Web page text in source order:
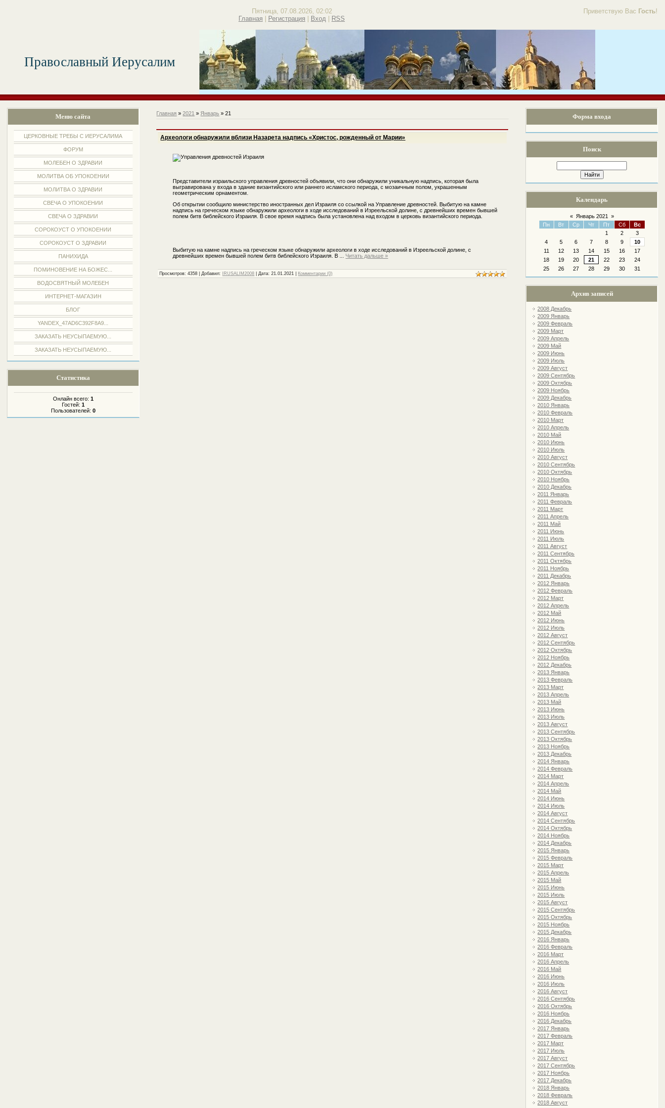
Приветствую Вас Гость!
Пятница, 07.08.2026, 02:02
Главная
Регистрация Вход RSS
Православный Иерусалим
Меню сайта
ЦЕРКОВНЫЕ ТРЕБЫ С ИЕРУСАЛИМА
ФОРУМ
МОЛЕБЕН О ЗДРАВИИ
МОЛИТВА ОБ УПОКОЕНИИ
МОЛИТВА О ЗДРАВИИ
СВЕЧА О УПОКОЕНИИ
СВЕЧА О ЗДРАВИИ
СОРОКОУСТ О УПОКОЕНИИ
СОРОКОУСТ О ЗДРАВИИ
ПАНИХИДА
ПОМИНОВЕНИЕ НА БОЖЕС...
ВОДОСВЯТНЫЙ МОЛЕБЕН
ИНТЕРНЕТ-МАГАЗИН
БЛОГ
YANDEX_47AD6C392F8A9...
ЗАКАЗАТЬ НЕУСЫПАЕМУЮ...
ЗАКАЗАТЬ НЕУСЫПАЕМУЮ...
Статистика
Онлайн всего: 1
Гостей: 1
Пользователей: 0
Форма входа
Поиск
Календарь
« Январь 2021
»
Пн
Вт Ср Чт Пт Сб
Вс
1
2
3
4
5 6 7 8 9
10
11
12 13 14 15 16
17
18
19 20 21 22 23
24
25
26 27 28 29 30 31
Архив записей
2008 Декабрь
2009 Январь
2009 Февраль
2009 Март
2009 Апрель
2009 Май
2009 Июнь
2009 Июль
2009 Август
2009 Сентябрь
2009 Октябрь
2009 Ноябрь
2009 Декабрь
2010 Январь
2010 Февраль
2010 Март
2010 Апрель
2010 Май
2010 Июнь
2010 Июль
2010 Август
2010 Сентябрь
2010 Октябрь
2010 Ноябрь
2010 Декабрь
2011 Январь
2011 Февраль
2011 Март
2011 Апрель
2011 Май
2011 Июнь
2011 Июль
2011 Август
2011 Сентябрь
2011 Октябрь
2011 Ноябрь
2011 Декабрь
2012 Январь
2012 Февраль
2012 Март
2012 Апрель
2012 Май
2012 Июнь
2012 Июль
2012 Август
2012 Сентябрь
2012 Октябрь
2012 Ноябрь
2012 Декабрь
2013 Январь
2013 Февраль
2013 Март
2013 Апрель
2013 Май
2013 Июнь
2013 Июль
2013 Август
2013 Сентябрь
2013 Октябрь
2013 Ноябрь
2013 Декабрь
2014 Январь
2014 Февраль
2014 Март
2014 Апрель
2014 Май
2014 Июнь
2014 Июль
2014 Август
2014 Сентябрь
2014 Октябрь
2014 Ноябрь
2014 Декабрь
2015 Январь
2015 Февраль
2015 Март
2015 Апрель
2015 Май
2015 Июнь
2015 Июль
2015 Август
2015 Сентябрь
2015 Октябрь
2015 Ноябрь
2015 Декабрь
2016 Январь
2016 Февраль
2016 Март
2016 Апрель
2016 Май
2016 Июнь
2016 Июль
2016 Август
2016 Сентябрь
2016 Октябрь
2016 Ноябрь
2016 Декабрь
2017 Январь
2017 Февраль
2017 Март
2017 Июль
2017 Август
2017 Сентябрь
2017 Ноябрь
2017 Декабрь
2018 Январь
2018 Февраль
2018 Август
Главная »2021 » Январь » 21
Археологи обнаружили вблизи Назарета надпись «Христос, рожденный от Марии»
Представители израильского управления древностей объявили, что они обнаружили уникальную надпись, которая была
выгравирована у входа в здание византийского или раннего исламского периода, с мозаичным полом, украшенным
геометрическим орнаментом.
Об открытии сообщило министерство иностранных дел Израиля со ссылкой на Управление древностей. Выбитую на камне
надпись на греческом языке обнаружили археологи в ходе исследований в Изреельской долине, с древнейших времен бывшей
полем битв библейского Израиля. В свое время надпись была установлена над входом в церковь византийского периода.
Выбитую на камне надпись на греческом языке обнаружили археологи в ходе исследований в Изреельской долине, с
древнейших времен бывшей полем битв библейского Израиля. В
Читать дальше »
Просмотров: 4358 | Добавил: IRUSALIM2008 | Дата:21.01.2021 Комментарии (0)